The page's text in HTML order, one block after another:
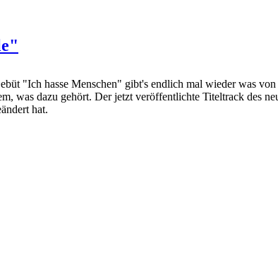
"Ich hasse Menschen" gibt's endlich mal wieder was
was dazu gehört. Der jetzt veröffentlichte Titeltrack des
hat.